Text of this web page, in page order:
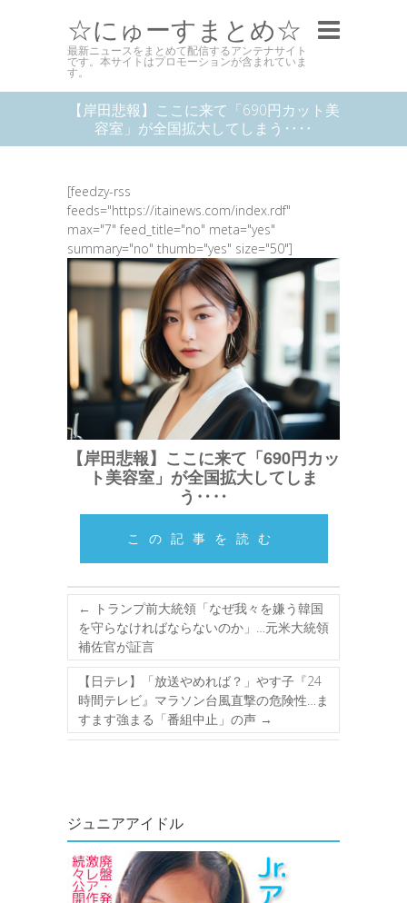
☆にゅーすまとめ☆
最新ニュースをまとめて配信するアンテナサイト
です。本サイトはプロモーションが含まれていま
す。
【岸田悲報】ここに来て「690円カット美
容室」が全国拡大してしまう‥‥
[feedzy-rss
feeds="https://itainews.com/index.rdf"
max="7" feed_title="no" meta="yes"
summary="no" thumb="yes" size="50"]
【岸田悲報】ここに来て「690円カッ
ト美容室」が全国拡大してしま
う‥‥
この記事を読む
←
トランプ前大統領「なぜ我々を嫌う韓国
を守らなければならないのか」…元米大統領
補佐官が証言
【日テレ】「放送やめれば？」やす子『24
時間テレビ』マラソン台風直撃の危険性…ま
すます強まる「番組中止」の声 →
ジュニアアイドル